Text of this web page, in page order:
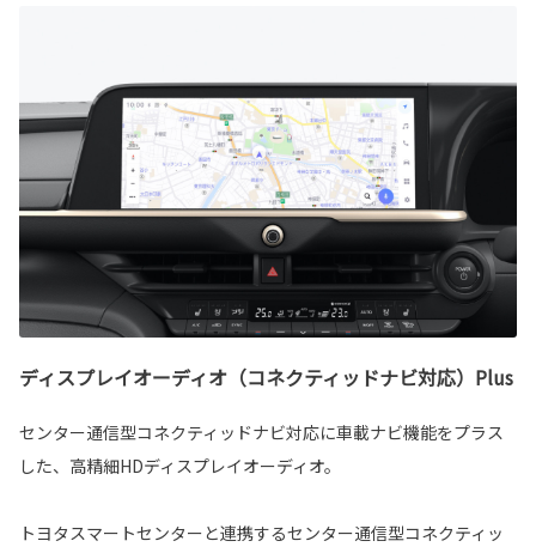
ディスプレイオーディオ（コネクティッドナビ対応）Plus
センター通信型コネクティッドナビ対応に車載ナビ機能をプラス
した、高精細HDディスプレイオーディオ。
トヨタスマートセンターと連携するセンター通信型コネクティッ